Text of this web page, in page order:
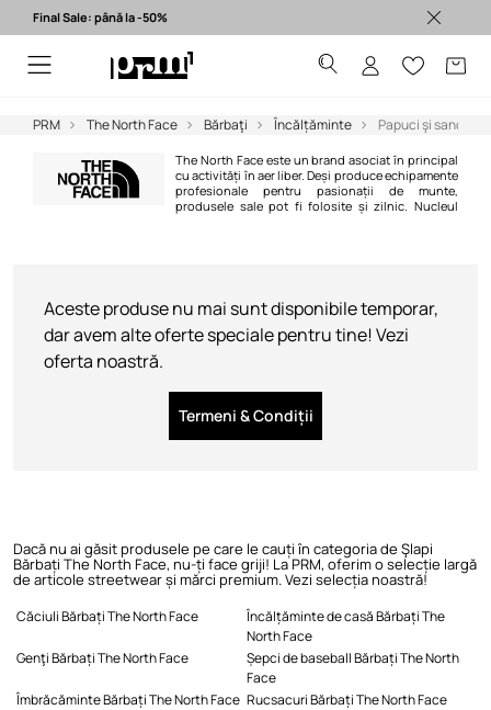
Final Sale: până la -50%
PRM The North Face Bărbaţi Încălțăminte Papuci şi sandale
The North Face este un brand asociat în principal
cu activități în aer liber. Deși produce echipamente
profesionale pentru pasionații de munte,
produsele sale pot fi folosite și zilnic. Nucleul
Aceste produse nu mai sunt disponibile temporar,
dar avem alte oferte speciale pentru tine! Vezi
oferta noastră.
Termeni & Condiții
Dacă nu ai găsit produsele pe care le cauți în categoria de Şlapi
Bărbați The North Face, nu-ți face griji! La PRM, oferim o selecție largă
de articole streetwear și mărci premium. Vezi selecția noastră!
Căciuli Bărbați The North Face
Încălțăminte de casă Bărbați The
North Face
Genţi Bărbați The North Face
Șepci de baseball Bărbați The North
Face
Îmbrăcăminte Bărbați The North Face Rucsacuri Bărbați The North Face